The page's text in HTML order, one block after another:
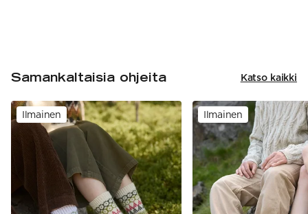
Samankaltaisia ohjeita Katso kaikki
Ilmainen Ilmainen